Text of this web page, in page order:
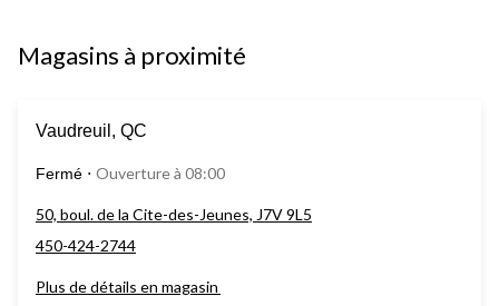
Magasins à proximité
Vaudreuil, QC
Fermé ⋅ Ouverture à 08:00
50, boul. de la Cite-des-Jeunes, J7V 9L5
450-424-2744
Plus de détails en magasin